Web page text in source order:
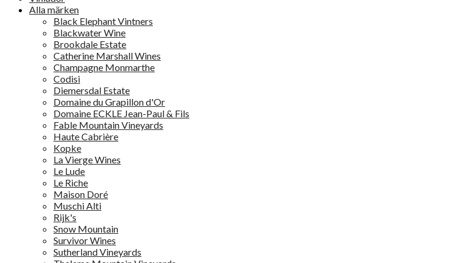
Alla märken
Black Elephant Vintners
Blackwater Wine
Brookdale Estate
Catherine Marshall Wines
Champagne Monmarthe
Codisi
Diemersdal Estate
Domaine du Grapillon d'Or
Domaine ECKLE Jean-Paul & Fils
Fable Mountain Vineyards
Haute Cabrière
Kopke
La Vierge Wines
Le Lude
Le Riche
Maison Doré
Muschi Alti
Rijk's
Snow Mountain
Survivor Wines
Sutherland Vineyards